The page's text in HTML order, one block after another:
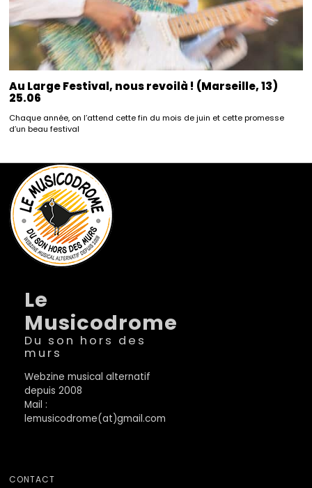
Au Large Festival, nous revoilà ! (Marseille, 13)
25.06
Chaque année, on l’attend cette fin du mois de juin et cette promesse
d’un beau festival
Le
Musicodrome
Du son hors des
murs
Webzine musical alternatif
depuis 2008
Mail :
lemusicodrome(at)gmail.com
CONTACT